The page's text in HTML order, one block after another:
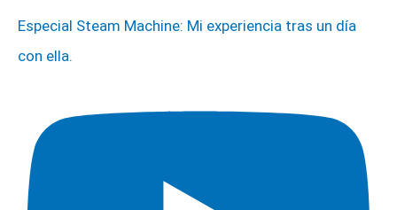
Especial Steam Machine: Mi experiencia tras un día
con ella.